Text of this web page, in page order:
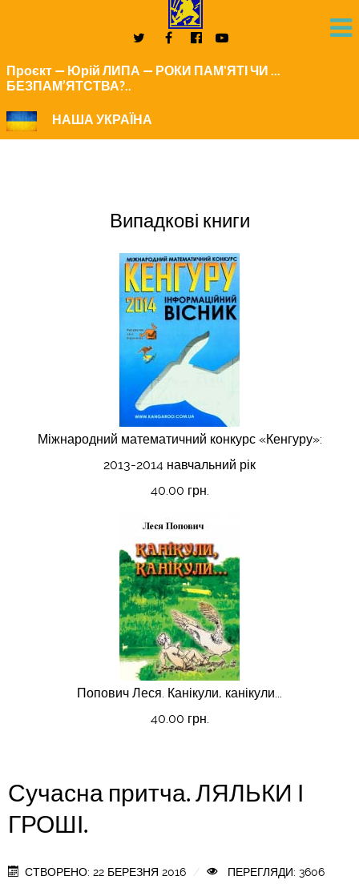
Проєкт — Юрій ЛИПА — РОКИ ПАМ'ЯТІ ЧИ ...
БЕЗПАМ’ЯТСТВА?..
НАША УКРАЇНА
Випадкові книги
Міжнародний математичний конкурс «Кенгуру»:
2013-2014 навчальний рік
40.00 грн.
Попович Леся. Канікули, канікули...
40.00 грн.
Сучасна притча. ЛЯЛЬКИ І
ГРОШІ.
СТВОРЕНО: 22 БЕРЕЗНЯ 2016 ПЕРЕГЛЯДИ: 3606